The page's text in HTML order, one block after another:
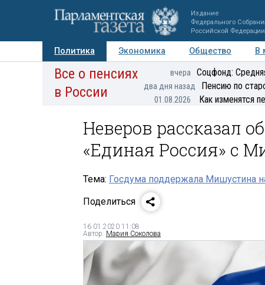
Издание
Федерального
Российской Федерации
Политика Экономика Общество В
Авторы Персоны Мнения Регионы
Все о пенсиях
в России
вчера Соцфонд:
два дня назад Пенсию по
01.08.2026 Как изменятся
Неверов рассказал
«Единая Россия» с
Тема: Госдума поддержала Мишустина
Поделиться
16.01.2020 11:08
Автор: Мария Соколова